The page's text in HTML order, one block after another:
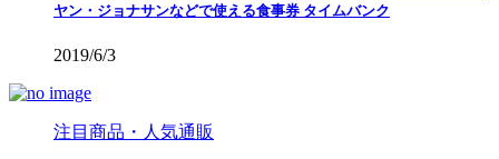
ヤン・ジョナサンなどで使える食事券 タイムバンク
2019/6/3
注目商品・人気通販